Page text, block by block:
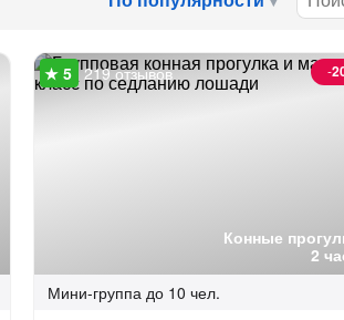
Конные
2
-
219 отзывов
Мини-группа до 10 чел.